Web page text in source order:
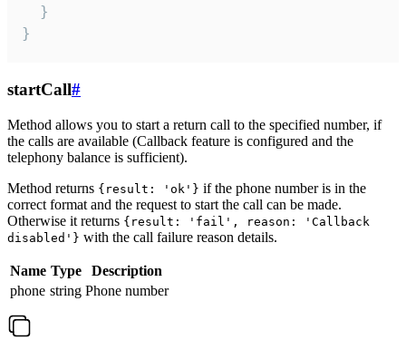
  }
}
startCall#
Method allows you to start a return call to the specified number, if
the calls are available (Callback feature is configured and the
telephony balance is sufficient).
Method returns {result: 'ok'} if the phone number is in the
correct format and the request to start the call can be made.
Otherwise it returns {result: 'fail', reason: 'Callback
disabled'} with the call failure reason details.
Name Type
Description
phone string Phone number